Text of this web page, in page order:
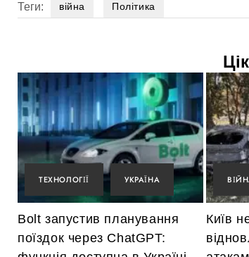
Теги: війна Політика
ТЕХНОЛОГІЇ УКРАЇНА
Bolt запустив планування
поїздок через ChatGPT:
Київ